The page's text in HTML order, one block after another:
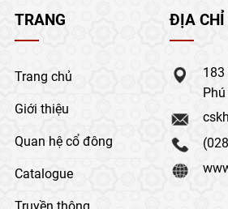
TRANG
Trang chủ
Giới thiệu
Quan hệ cổ đông
Catalogue
Truyền thông
ĐỊA CHỈ
183